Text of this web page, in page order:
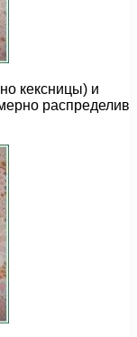
кексницы) и
распределив